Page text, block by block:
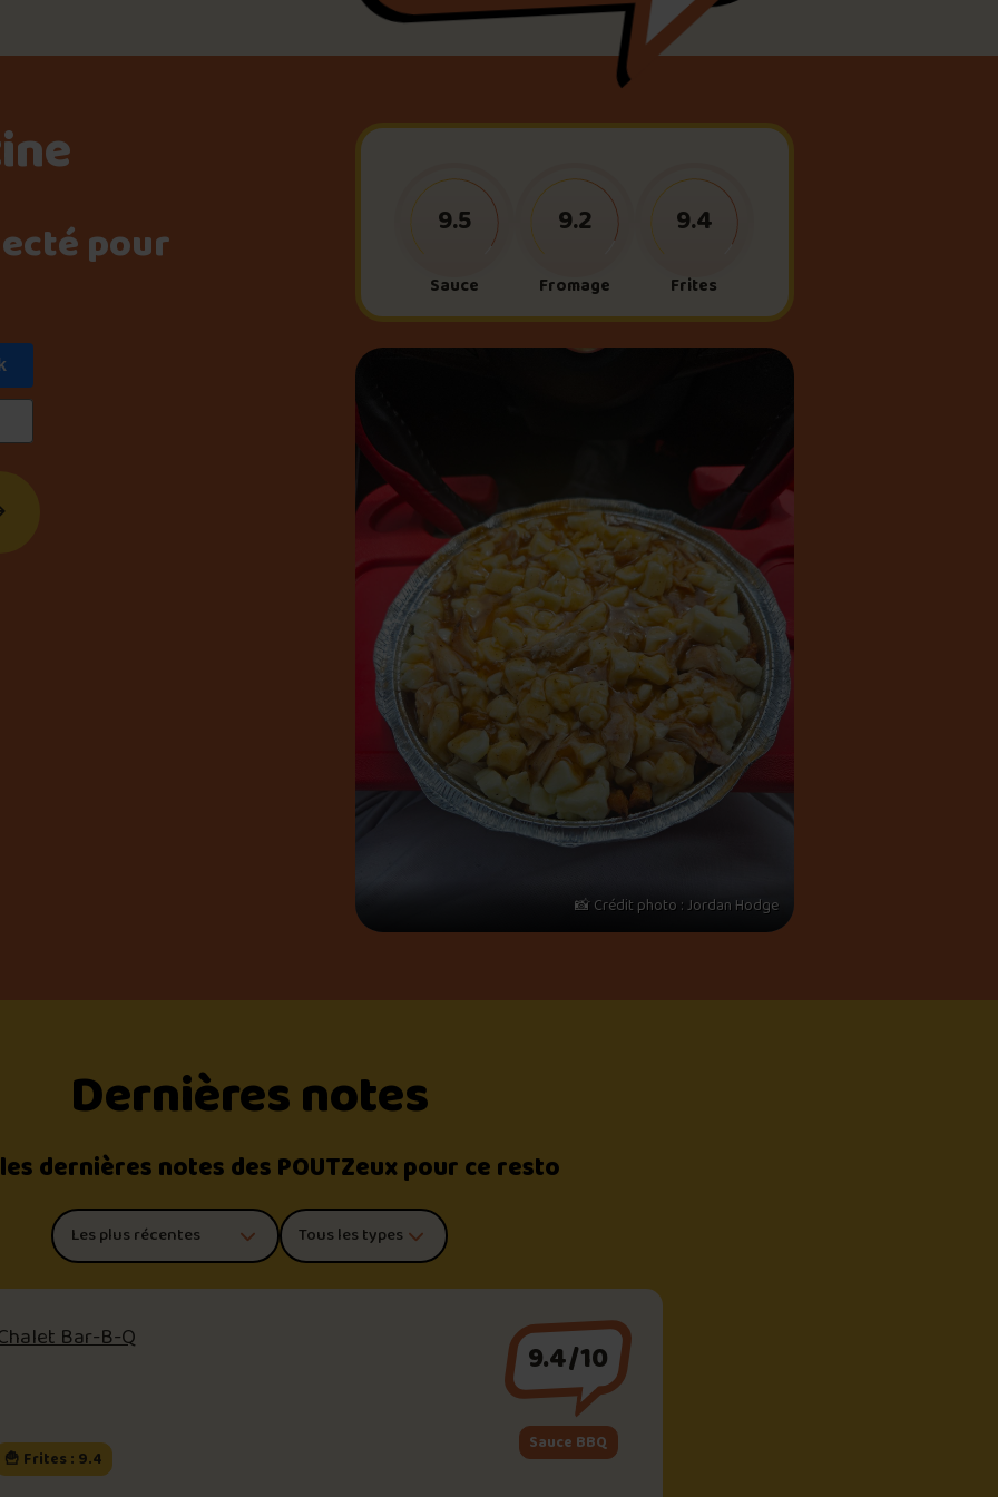
Le palmarès d’Olivier Primeau
Foire aux questions
Me connecter
pour
Sauce
9.5
Fromage
9.2
Frites
9.4
📸 Crédit photo : Jordan Hodge
Dernières notes
dernières notes des POUTZeux pour ce resto
Trier les commentaires
Filtrer par type de poutine
Bar-B-Q
🍟 Frites : 9.4
9.4/10
Sauce BBQ